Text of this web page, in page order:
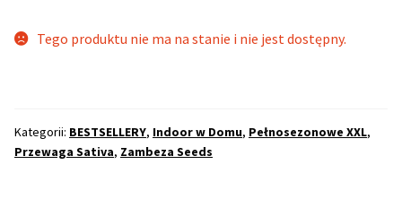
100% Indica
Tego produktu nie ma na stanie i nie jest dostępny.
Kategorii: BESTSELLERY, Indoor w Domu, Pełnosezonowe XXL,
Przewaga Sativa, Zambeza Seeds